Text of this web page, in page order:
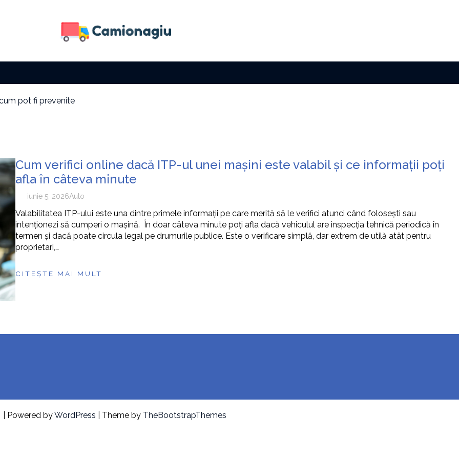
pot fi prevenite
fără să îți fie foame
factura la electricitate
pot fi prevenite
Cum verifici online dacă ITP-ul unei mașini este valabil și ce informații poți
afla în câteva minute
iunie 5, 2026Auto
Valabilitatea ITP-ului este una dintre primele informații pe care merită să le verifici atunci când folosești sau
intenționezi să cumperi o mașină. În doar câteva minute poți afla dacă vehiculul are inspecția tehnică periodică în
termen și dacă poate circula legal pe drumurile publice. Este o verificare simplă, dar extrem de utilă atât pentru
proprietari,…
CITEȘTE MAI MULT
| Powered byWordPress | Theme by TheBootstrapThemes